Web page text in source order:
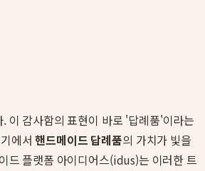
이 감사함의 표현이 바로 '답례품'이라는
기에서핸드메이드 답례품의 가치가 빛을
드 플랫폼 아이디어스(idus)는 이러한 트